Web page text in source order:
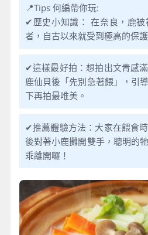
📍Tips 何編帶你玩:
✔歷史小知識： 在奈良，鹿
者，自古以來就受到極高的保
✔這樣最好拍：想拍出文青感
鹿仙貝後「先別急著餵」，引
下再拍最唯美。
✔推薦體驗方法：大家在餵食
後對著小鹿攤開雙手，聰明的
乖離開囉！